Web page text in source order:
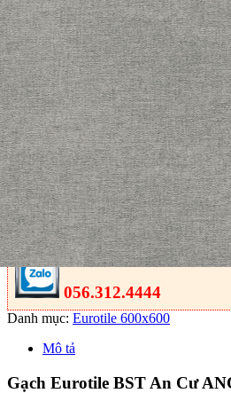
Eurotile BST An
THÔNG SỐ KỸ THUẬT:
BST : An Cư
Kích cỡ: 600x600mm
Họa tiết: Vải (Textile)
Ứng dụng: Ốp Tường/ Lát Nền
1 Thùng có 4 Viên = 1.44m
Số FACE 3
Đặt Mua NgayGiao hàng tận nơi
056.312.4444
Danh mục: Eurotile 600x600
Mô tả
Gạch Eurotile BST An Cư